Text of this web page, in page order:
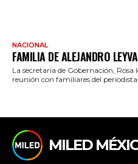
NACIONAL
FAMILIA DE ALEJANDRO
La secretaria de Gobernación,
reunión con familiares del periodista...
MILED